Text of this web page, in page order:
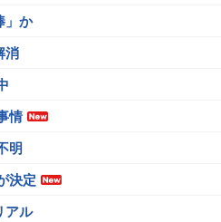
」か
消
情
明
決定
アル